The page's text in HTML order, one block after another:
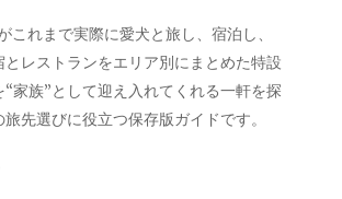
れまで実際に愛犬と旅し、宿泊し、
レストランをエリア別にまとめた特設
家族”として迎え入れてくれる一軒を探
先選びに役立つ保存版ガイドです。